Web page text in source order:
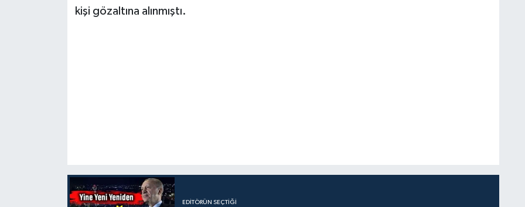
kişi gözaltına alınmıştı. ​
EDITÖRÜN SEÇTIĞI